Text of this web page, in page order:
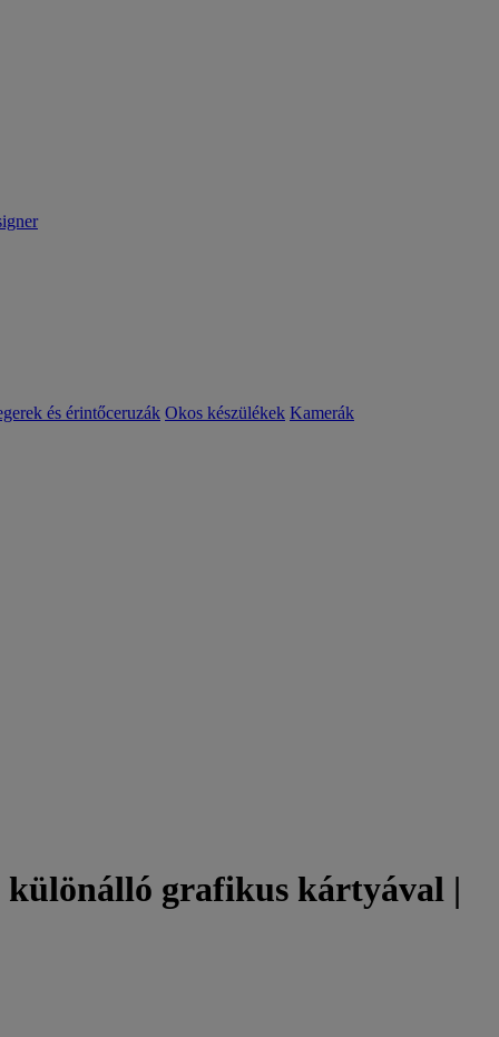
és érintőceruzák Okos készülékek Kamerák
különálló grafikus kártyával |